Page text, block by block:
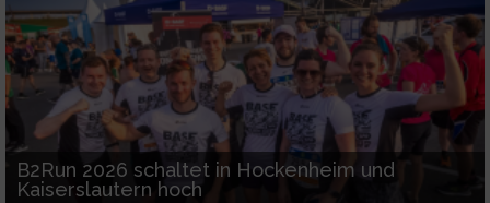
B2Run 2026 schaltet in Hockenheim und
Kaiserslautern hoch